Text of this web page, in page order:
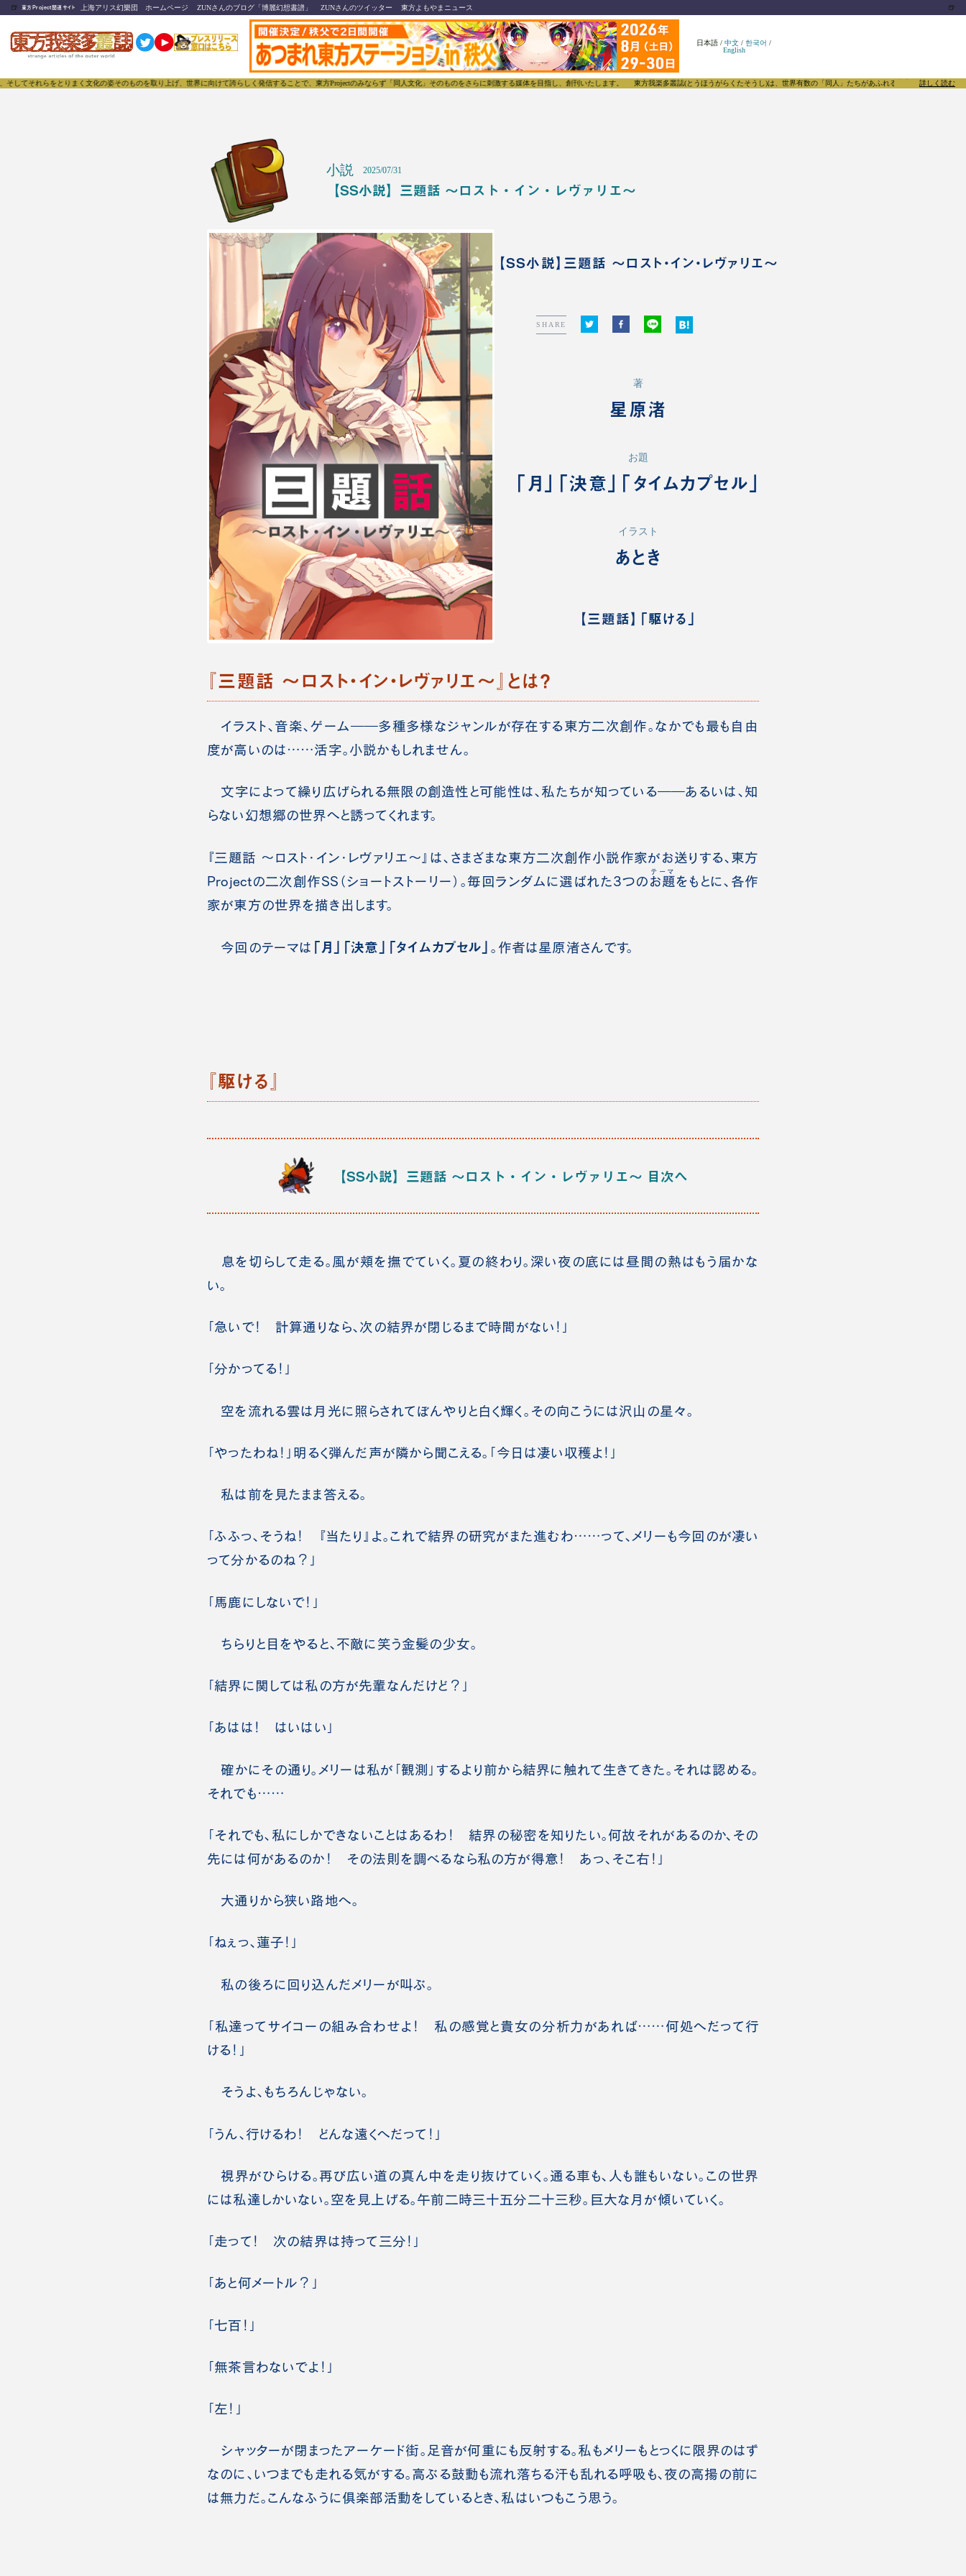
🍺 東方Project関連サイト 上海アリス幻樂団 ホームページ ZUNさんのブログ「博麗幻想書譜」 ZUNさんのツイッター 東方よもやまニュース 🍺
日本語 /中文 /한국어 /
English
とりまく文化の姿そのものを取り上げ、世界に向けて誇らしく発信することで、東方Projectのみならず「同人文化」そのものをさらに刺激する媒体を目指し、創刊いたします。 東方我楽多叢誌(とうほうがらくたそうし)は、世界有数の「同人」たちがあふれる東方Projectについて発信する
詳しく読む
小説 2025/07/31
【SS小説】三題話 ～ロスト・イン・レヴァリエ～
【SS小説】三題話 ～ロスト・イン・レヴァリエ～
SHARE
著
星原渚
お題
「月」「決意」「タイムカプセル」
イラスト
あとき
【三題話】「駆ける」
『三題話 ～ロスト・イン・レヴァリエ～』とは？
イラスト、音楽、ゲーム――多種多様なジャンルが存在する東方二次創作。なかでも最も自由
度が高いのは……活字。小説かもしれません。
文字によって繰り広げられる無限の創造性と可能性は、私たちが知っている――あるいは、知
らない幻想郷の世界へと誘ってくれます。
『三題話 ～ロスト・イン・レヴァリエ～』は、さまざまな東方二次創作小説作家がお送りする、東方
Projectの二次創作SS（ショートストーリー）。毎回ランダムに選ばれた3つの お題
テーマ
をもとに、各作
家が東方の世界を描き出します。
今回のテーマは 「月」「決意」「タイムカプセル」 。作者は星原渚さんです。
『駆ける 』
【SS小説】三題話 ～ロスト・イン・レヴァリエ～ 目次へ
息を切らして走る。風が頬を撫でていく。夏の終わり。深い夜の底には昼間の熱はもう届かな
い。
「急いで！ 計算通りなら、次の結界が閉じるまで時間がない！」
「分かってる！」
空を流れる雲は月光に照らされてぼんやりと白く輝く。その向こうには沢山の星々。
「やったわね！」明るく弾んだ声が隣から聞こえる。「今日は凄い収穫よ！」
私は前を見たまま答える。
「ふふっ、そうね！ 『当たり』よ。これで結界の研究がまた進むわ……って、メリーも今回のが凄い
って分かるのね？」
「馬鹿にしないで！」
ちらりと目をやると、不敵に笑う金髪の少女。
「結界に関しては私の方が先輩なんだけど？」
「あはは！ はいはい」
確かにその通り。メリーは私が「観測」するより前から結界に触れて生きてきた。それは認める。
それでも……
「それでも、私にしかできないことはあるわ！ 結界の秘密を知りたい。何故それがあるのか、その
先には何があるのか！ その法則を調べるなら私の方が得意！ あっ、そこ右！」
大通りから狭い路地へ。
「ねぇっ、蓮子！」
私の後ろに回り込んだメリーが叫ぶ。
「私達ってサイコーの組み合わせよ！ 私の感覚と貴女の分析力があれば……何処へだって行
ける！」
そうよ、もちろんじゃない。
「うん、行けるわ！ どんな遠くへだって！」
視界がひらける。再び広い道の真ん中を走り抜けていく。通る車も、人も誰もいない。この世界
には私達しかいない。空を見上げる。午前二時三十五分二十三秒。巨大な月が傾いていく。
「走って！ 次の結界は持って三分！」
「あと何メートル？」
「七百！」
「無茶言わないでよ！」
「左！」
シャッターが閉まったアーケード街。足音が何重にも反射する。私もメリーもとっくに限界のはず
なのに、いつまでも走れる気がする。高ぶる鼓動も流れ落ちる汗も乱れる呼吸も、夜の高揚の前に
は無力だ。こんなふうに俱楽部活動をしているとき、私はいつもこう思う。